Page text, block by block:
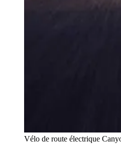
Vélo de route électrique